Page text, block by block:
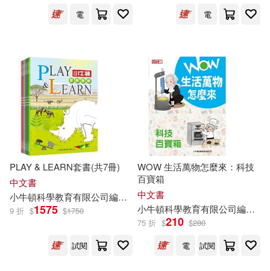
電
電
PLAY & LEARN套書(共7冊)
中文書
小牛頓科學教育有限公司編輯 團隊
9 折 $1575 $1750
試閱
WOW 生活萬物怎麼來：科技
百寶箱
中文書
小牛頓科學教育有限公司編輯
75 折 $210 $280
電
試閱